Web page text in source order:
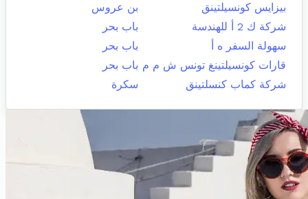
بيزايس كونسيلتينق
بن عروس
شركة ك 2 أ للهندسة
باب بحر
سهولة السفر ه أ
باب بحر
قارات كونسيلتينغ تونس ش م م باب بحر
شركة كماب كنسلتينق
سكرة